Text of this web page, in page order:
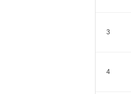
3
4